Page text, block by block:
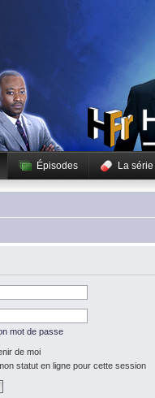
Épisodes La série
mot de passe
de moi
statut en ligne pour cette session